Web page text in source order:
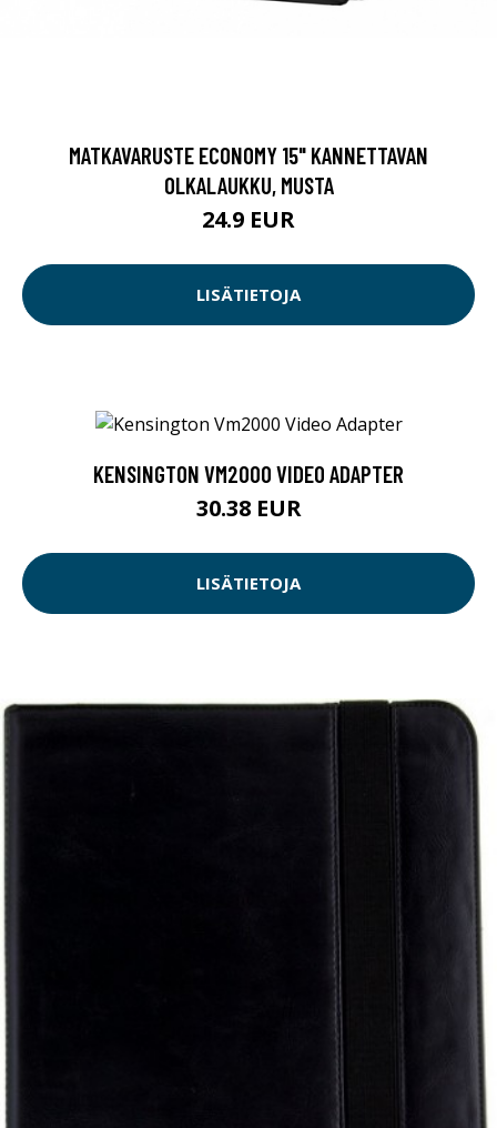
MATKAVARUSTE ECONOMY 15" KANNETTAVAN
OLKALAUKKU, MUSTA
24.9 EUR
LISÄTIETOJA
KENSINGTON VM2000 VIDEO ADAPTER
30.38 EUR
LISÄTIETOJA